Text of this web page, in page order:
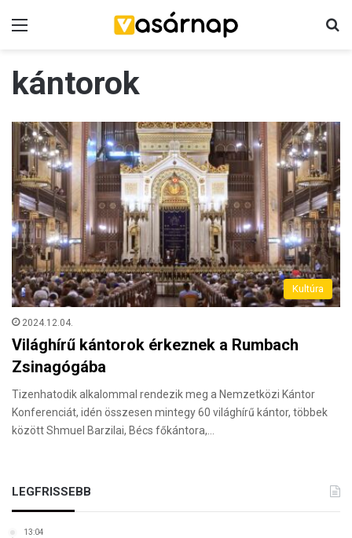
kántorok
Kultúra
2024.12.04.
Világhírű kántorok érkeznek a Rumbach
Zsinagógába
Tizenhatodik alkalommal rendezik meg a Nemzetközi Kántor
Konferenciát, idén összesen mintegy 60 világhírű kántor, többek
között Shmuel Barzilai, Bécs főkántora,…
LEGFRISSEBB
13:04